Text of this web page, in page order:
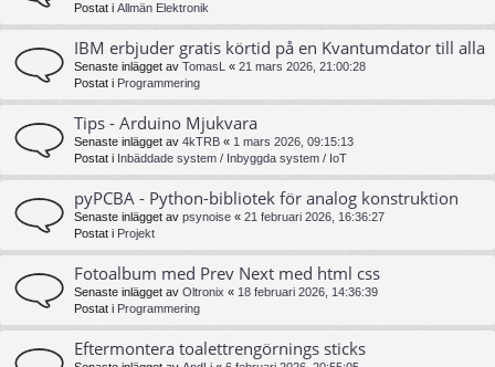
Postat i Allmän Elektronik
IBM erbjuder gratis körtid på en Kvantumdator till alla
Senaste inlägget av TomasL « 21 mars 2026, 21:00:28
Postat i Programmering
Tips - Arduino Mjukvara
Senaste inlägget av 4kTRB « 1 mars 2026, 09:15:13
Postat i Inbäddade system / Inbyggda system / IoT
pyPCBA - Python-bibliotek för analog konstruktion
Senaste inlägget av psynoise « 21 februari 2026, 16:36:27
Postat i Projekt
Fotoalbum med Prev Next med html css
Senaste inlägget av Oltronix « 18 februari 2026, 14:36:39
Postat i Programmering
Eftermontera toalettrengörnings sticks